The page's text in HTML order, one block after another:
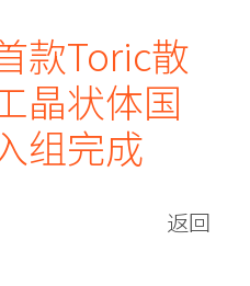
款Toric散
晶状体国
组完成
返回